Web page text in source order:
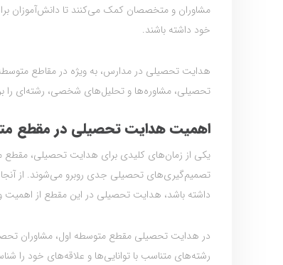
مشاوران و متخصصان کمک می‌کنند تا دانش‌آموزان
خود داشته باشند.
هدایت تحصیلی در مدارس، به ویژه در مقاطع متوسطه
تحصیلی، مشاوره‌ها و تحلیل‌های شخصی، رشته‌ای را
اهمیت هدایت تحصیلی در مقطع
یکی از زمان‌های کلیدی برای هدایت تحصیلی، مقطع
تصمیم‌گیری‌های تحصیلی جدی روبرو می‌شوند. از آنجا
داشته باشد، هدایت تحصیلی در این مقطع از اهمیت
در هدایت تحصیلی مقطع متوسطه اول، مشاوران
رشته‌های متناسب با توانایی‌ها و علاقه‌های خود را